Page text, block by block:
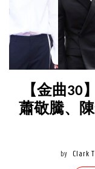
【金曲30
蕭敬騰、
by Clark